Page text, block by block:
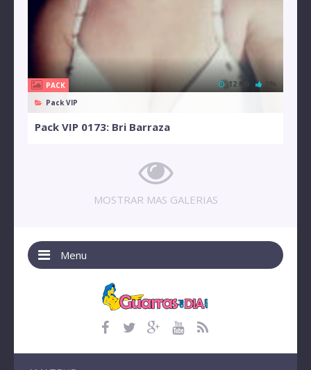
PACK
Pack VIP
12 MB 0%
Pack VIP 0173: Bri Barraza
MOSTRAR MAS GALERIAS
Menu